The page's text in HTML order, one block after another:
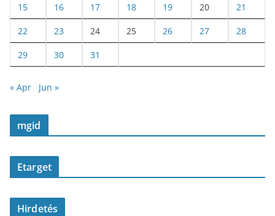
15 16 17 18 19 20 21
22 23 24 25 26 27 28
29 30 31
« Apr Jun »
mgid
Etarget
Hirdetés